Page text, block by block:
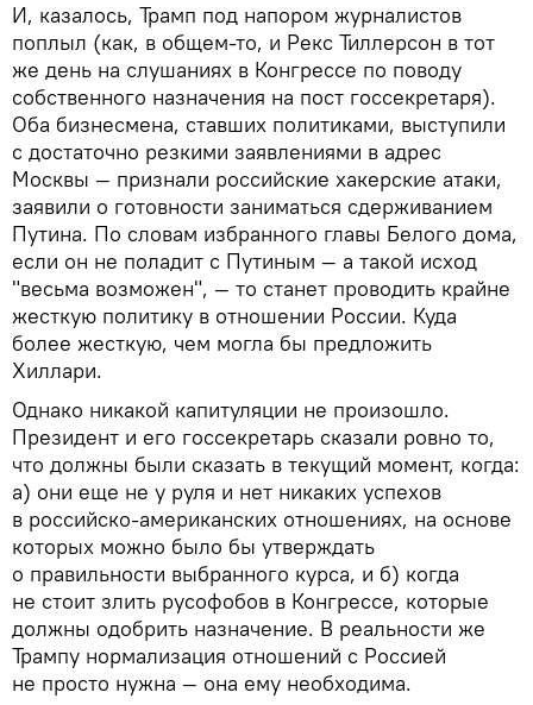
И, казалось, Трамп под напором журналистов
поплыл (как, в общем-то, и Рекс Тиллерсон в тот
же день на слушаниях в Конгрессе по поводу
собственного назначения на пост госсекретаря).
Оба бизнесмена, ставших политиками, выступили
с достаточно резкими заявлениями в адрес
Москвы — признали российские хакерские атаки,
заявили о готовности заниматься сдерживанием
Путина. По словам избранного главы Белого дома,
если он не поладит с Путиным — а такой исход
"весьма возможен", — то станет проводить крайне
жесткую политику в отношении России. Куда
более жесткую, чем могла бы предложить
Хиллари.
Однако никакой капитуляции не произошло.
Президент и его госсекретарь сказали ровно то,
что должны были сказать в текущий момент, когда:
а) они еще не у руля и нет никаких успехов
в российско-американских отношениях, на основе
которых можно было бы утверждать
о правильности выбранного курса, и б) когда
не стоит злить русофобов в Конгрессе, которые
должны одобрить назначение. В реальности же
Трампу нормализация отношений с Россией
не просто нужна — она ему необходима.